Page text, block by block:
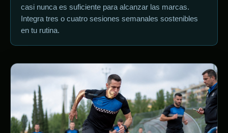
casi nunca es suficiente para alcanzar las marcas.
Integra tres o cuatro sesiones semanales sostenibles
en tu rutina.